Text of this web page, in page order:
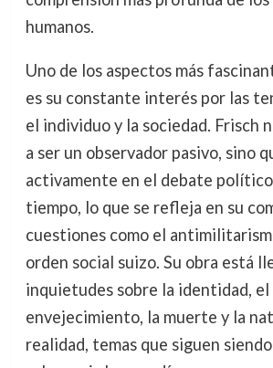
humanos.
Uno de los aspectos más
es su constante interés por las
el individuo y la sociedad. Frisch
a ser un observador pasivo, sino
activamente en el debate político
tiempo, lo que se refleja en su
cuestiones como el
orden social suizo. Su obra está
inquietudes sobre la identidad, el
envejecimiento, la muerte y la
realidad, temas que siguen